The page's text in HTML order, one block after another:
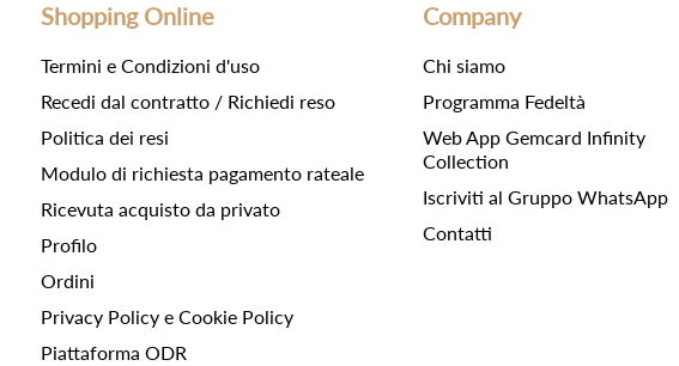
Shopping Online
Termini e Condizioni d'uso
Recedi dal contratto / Richiedi reso
Politica dei resi
Modulo di richiesta pagamento rateale
Ricevuta acquisto da privato
Profilo
Ordini
Privacy Policy e Cookie Policy
Piattaforma ODR
Company
Chi siamo
Programma Fedeltà
Web App Gemcard Infinity
Collection
Iscriviti al Gruppo WhatsApp
Contatti